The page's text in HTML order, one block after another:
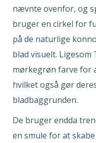
nævnte ovenfor, og
bruger en cirkel for
på de naturlige
blad visuelt. Ligesom
mørkegrøn farve for
hvilket også gør
bladbaggrunden.
De bruger endda
en smule for at